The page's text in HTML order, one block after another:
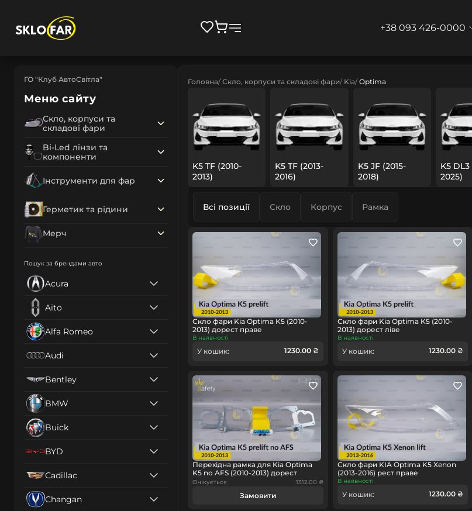
+38 093 426-0000
ГО "Клуб АвтоСвітла"
Меню сайту
Скло, корпуси та
складові фари
Bi-Led лінзи та
компоненти
Інструменти для фар
Герметик та рідини
Мерч
Пошук за брендами авто
Acura
Aito
Alfa Romeo
Audi
Bentley
BMW
Buick
BYD
Cadillac
Changan
Головна Скло, корпуси та складові фари Kia Optima
K5 TF (2010-
2013)
K5 TF (2013-
2016)
K5 JF (2015-
2018)
K5 DL3
2025)
Всі позиції Скло Корпус Рамка
Скло фари Kia Optima K5 (2010-
2013) дорест праве
В наявності
У кошик: 1230.00 ₴
Скло фари Kia Optima K5 (2010-
2013) дорест ліве
В наявності
У кошик: 1230.00 ₴
Перехідна рамка для Kia Optima
K5 no AFS (2010-2013) дорест
Очікується 1312.00 ₴
Замовити
Скло фари KIA Optima K5 Xenon
(2013-2016) рест праве
В наявності
У кошик: 1230.00 ₴